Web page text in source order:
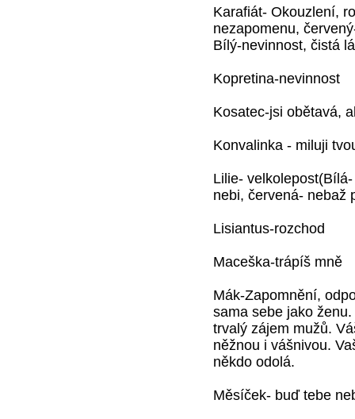
Karafiát- Okouzlení,
nezapomenu,
Bílý-nevinnost, čistá
Kopretina-nevinnost
Kosatec-jsi obětavá,
Konvalinka - miluji
Lilie-
nebi, červená- nebaž
Lisiantus-rozchod
Maceška-trápíš mně
Mák-Zapomnění,
sama sebe jako
trvalý zájem mužů.
něžnou i vášnivou.
někdo odolá.
Měsíček- buď tebe